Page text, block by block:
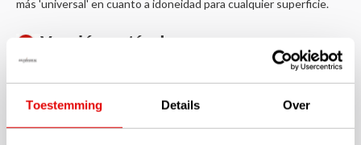
Toestemming Details Over
más 'universal' en cuanto a idoneidad para cualquier superficie.
Versión estándar
Tour Issue Wedge Flex de 115 gramos y un grip GolfPride Z-grip
Plus 2 de 52 gramos en tamaño estándar para hombre.